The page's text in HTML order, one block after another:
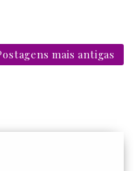
mais antigas